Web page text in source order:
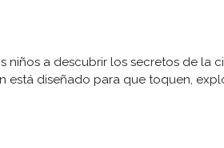
niños a descubrir los secretos de la
está diseñado para que toquen,